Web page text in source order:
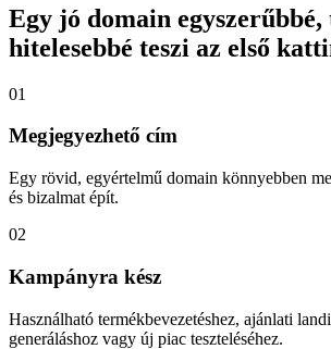
Egy jó domain egyszerűbbé,
hitelesebbé teszi az első
01
Megjegyezhető cím
Egy rövid, egyértelmű domain könnyebben
és bizalmat épít.
02
Kampányra kész
Használható termékbevezetéshez, ajánlati
generáláshoz vagy új piac teszteléséhez.